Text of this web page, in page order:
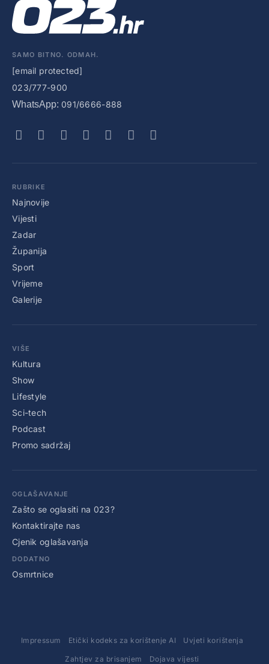
SAMO BITNO. ODMAH.
[email protected]
023/777-900
WhatsApp: 091/6666-888
RUBRIKE
Najnovije
Vijesti
Zadar
Županija
Sport
Vrijeme
Galerije
VIŠE
Kultura
Show
Lifestyle
Sci-tech
Podcast
Promo sadržaj
OGLAŠAVANJE
Zašto se oglasiti na 023?
Kontaktirajte nas
Cjenik oglašavanja
DODATNO
Osmrtnice
Impressum Etički kodeks za korištenje AI Uvjeti korištenja
Zahtjev za brisanjem Dojava vijesti